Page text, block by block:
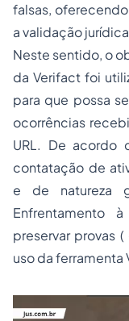
falsas,
a validação
Neste sentido, o
da Verifact foi
para que possa
ocorrências
URL. De acordo
contatação de
e de natureza
Enfrentamento
preservar provas
uso da ferramenta